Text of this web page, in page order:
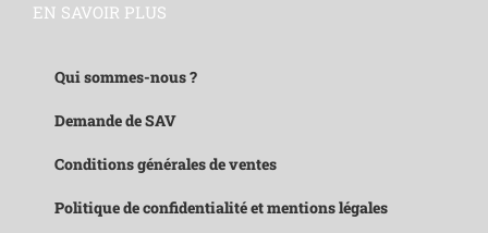
EN SAVOIR PLUS
Qui sommes-nous ?
Demande de SAV
Conditions générales de ventes
Politique de confidentialité et mentions légales